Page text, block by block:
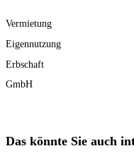
Vermietung
Eigennutzung
Erbschaft
GmbH
Das könnte Sie auch